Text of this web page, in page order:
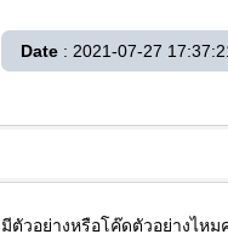
Date : 2021-07-27
มีตัวอย่างหรือโค๊ดตัวอย่างไห